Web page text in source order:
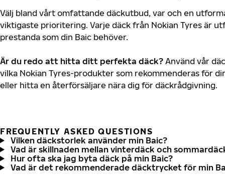
Välj bland vårt omfattande däckutbud, var och en
viktigaste prioritering. Varje däck från Nokian Tyres är
prestanda som din Baic behöver.
Är du redo att hitta ditt perfekta däck? Använd vår
vilka Nokian Tyres-produkter som rekommenderas för
eller hitta en återförsäljare nära dig för däckrådgivning.
FREQUENTLY ASKED QUESTIONS
Vilken däckstorlek använder min Baic?
Vad är skillnaden mellan vinterdäck och
Hur ofta ska jag byta däck på min Baic?
Vad är det rekommenderade däcktrycket för min